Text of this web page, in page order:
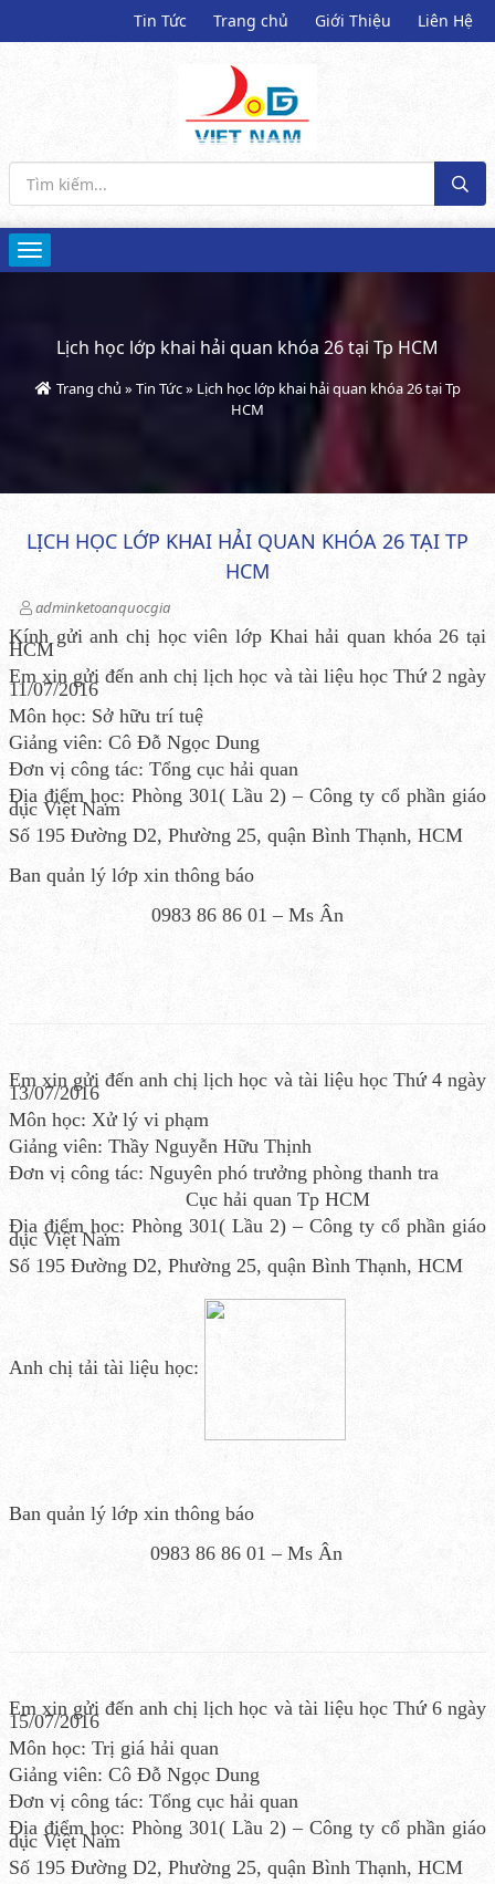
Tin Tức Trang chủ Giới Thiệu Liên Hệ
Lịch học lớp khai hải quan khóa 26 tại Tp HCM
Trang chủ » Tin Tức» Lịch học lớp khai hải quan khóa 26 tại Tp
HCM
LỊCH HỌC LỚP KHAI HẢI QUAN KHÓA 26 TẠI TP
HCM
adminketoanquocgia
Kính gửi anh chị học viên lớp Khai hải quan khóa 26 tại
HCM
Em xin gửi đến anh chị lịch học và tài liệu học Thứ 2 ngày
11/07/2016
Môn học: Sở hữu trí tuệ
Giảng viên: Cô Đỗ Ngọc Dung
Đơn vị công tác: Tổng cục hải quan
Địa điểm học: Phòng 301( Lầu 2) – Công ty cổ phần giáo
dục Việt Nam
Số 195 Đường D2, Phường 25, quận Bình Thạnh, HCM
Ban quản lý lớp xin thông báo
0983 86 86 01 – Ms Ân
Em xin gửi đến anh chị lịch học và tài liệu học Thứ 4 ngày
13/07/2016
Môn học: Xử lý vi phạm
Giảng viên: Thầy Nguyễn Hữu Thịnh
Đơn vị công tác: Nguyên phó trưởng phòng thanh tra
Cục hải quan Tp HCM
Địa điểm học: Phòng 301( Lầu 2) – Công ty cổ phần giáo
dục Việt Nam
Số 195 Đường D2, Phường 25, quận Bình Thạnh, HCM
Anh chị tải tài liệu học:
Ban quản lý lớp xin thông báo
0983 86 86 01 – Ms Ân
Em xin gửi đến anh chị lịch học và tài liệu học Thứ 6 ngày
15/07/2016
Môn học: Trị giá hải quan
Giảng viên: Cô Đỗ Ngọc Dung
Đơn vị công tác: Tổng cục hải quan
Địa điểm học: Phòng 301( Lầu 2) – Công ty cổ phần giáo
dục Việt Nam
Số 195 Đường D2, Phường 25, quận Bình Thạnh, HCM